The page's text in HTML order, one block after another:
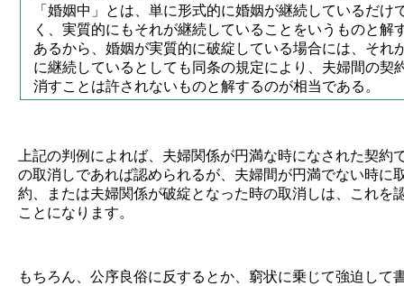
「婚姻中」とは、単に形式的に婚姻が継続しているだけ
く、実質的にもそれが継続していることをいうものと解
あるから、婚姻が実質的に破綻している場合には、それ
に継続しているとしても同条の規定により、夫婦間の契
消すことは許されないものと解するのが相当である。
上記の判例によれば、夫婦関係が円満な時になされた契約
の取消しであれば認められるが、夫婦間が円満でない時に
約、または夫婦関係が破綻となった時の取消しは、これを
ことになります。
もちろん、公序良俗に反するとか、窮状に乗じて強迫して